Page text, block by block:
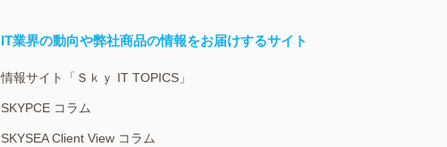
IT業界の動向や弊社商品の情報をお届けするサイト
情報サイト「Ｓｋｙ IT TOPICS」
SKYPCE コラム
SKYSEA Client View コラム